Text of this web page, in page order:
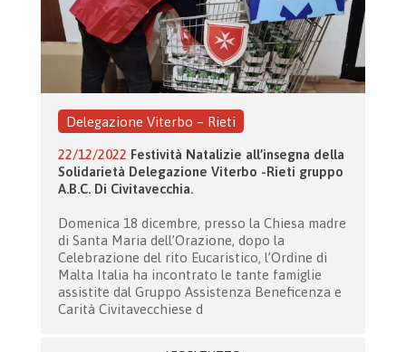
Delegazione Viterbo – Rieti
22/12/2022 Festività Natalizie all’insegna della
Solidarietà Delegazione Viterbo -Rieti gruppo
A.B.C. Di Civitavecchia.
Domenica 18 dicembre, presso la Chiesa madre
di Santa Maria dell’Orazione, dopo la
Celebrazione del rito Eucaristico, l’Ordine di
Malta Italia ha incontrato le tante famiglie
assistite dal Gruppo Assistenza Beneficenza e
Carità Civitavecchiese d